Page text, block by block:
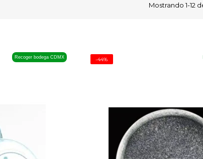
Mostrando 1-12
Recoger bodega CDMX -44%